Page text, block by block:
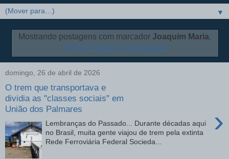
▼
Mostrando postagens com marcador Joaquim Maria.
Mostrar todas as postagens
domingo, 26 de abril de 2026
O trem que transportava e
dividia as "classes sociais" em
União dos Palmares
›
Lembranças do Passado... Durante décadas aqui
no Brasil, muita gente viajou de trem pela extinta
Rede Ferroviária Federal Socieda...